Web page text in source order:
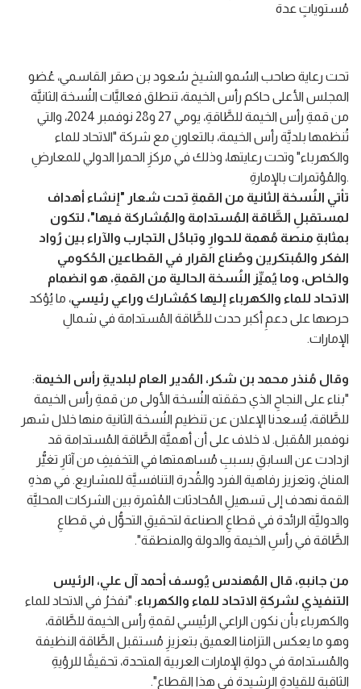
مُستوياتٍ عدة
تحت رعاية صاحب السُمو الشيخ سُعود بن صقر القاسمي، عُضو
المجلس الأعلى حاكم رأس الخيمة، تنطلق فعاليَّات النُسخة الثانيَّة
من قمةِ رأس الخيمة للطَّاقةِ، يومي 27 و28 نوفمبر 2024، والتي
تُنظمها بلديَّة رأس الخيمة، بالتعاونِ مع شركة "الاتحاد للماء
والكهرباء" وتحت رعايتها، وذلك في مركزِ الحمرا الدولي للمعارضِ
والمُؤتمرات بالإمارةِ.
تأتي النُسخة الثانية من القمةِ تحت شعار "إنشاء أهداف
لمستقبلِ الطَّاقة المُستدامة والمُشاركة فيها"، لتكون
بمثابةِ منصة مُهمة للحوارِ وتبادُل التجارب والآراء بين رُواد
الفكر والمُبتكرين وصُناع القرار في القطاعين الحُكومي
والخاص، وما يُميِّز النُسخة الحالية من القمةِ، هو انضمام
الاتحاد للماء والكهرباء إليها كمُشارك وراعي رئيسي، ما يُؤكد
حرصها على دعمِ أكبر حدث للطَّاقة المُستدامة في شمالِ
الإمارات.
وقال مُنذر محمد بن شكر، المُدير العام لبلديةِ رأس الخيمة:
"بناء على النجاحِ الذي حققته النُسخة الأولى من قمةِ رأس الخيمة
للطَّاقة، يُسعدنا الإعلان عن تنظيم النُسخة الثانية منها خلال شهر
نوفمبر المُقبل. لا خلاف على أن أهميَّة الطَّاقة المُستدامة قد
ازدادت عن السابقِ بسببِ مُساهمتها في التخفيفِ من آثارِ تغيُّر
المناخ، وتعزيز رفاهية الفرد والقُدرة التنافسيَّة للمشاريع. في هذهِ
القمة نهدف إلى تسهيلِ المُحادثات المُثمرة بين الشركات المحليَّة
والدوليَّة الرائدة في قطاعِ الصناعة لتحقيقِ التحوُّل في قطاعِ
الطَّاقة في رأسِ الخيمة والدولة والمنطقة".
من جانبهِ، قال المُهندس يُوسف أحمد آل علي، الرئيس
التنفيذي لشركةِ الاتحاد للماء والكهرباء: "نفخرُ في الاتحاد للماء
والكهرباء بأن نكون الراعي الرئيسي لقمةِ رأس الخيمة للطَّاقة،
وهو ما يعكس التزامنا العميق بتعزيزِ مُستقبل الطَّاقة النظيفة
والمُستدامة في دولةِ الإمارات العربية المتحدة، تحقيقًا للرؤيةِ
الثاقبة للقيادةِ الرشيدة في هذا القطاع".